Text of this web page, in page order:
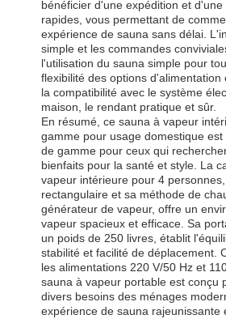
Contrôle De
La Qualité
Cosse insonorisée de bureau
Cabine de bureau extérieure
Saunas à vapeur
Réfrigérateur de Bath de glace
Cabine de bureau à domicile
baignoire en glace
Accessoires de la machine de bain
bénéficier d'une expédition et d'une
rapides, vous permettant de
expérience de sauna sans délai.
simple et les commandes
l'utilisation du sauna simple pour
flexibilité des options d'alimentation
la compatibilité avec le système
maison, le rendant pratique et sûr.
En résumé, ce sauna à vapeur
gamme pour usage domestique
de gamme pour ceux qui
bienfaits pour la santé et style. La
vapeur intérieure pour 4
rectangulaire et sa méthode de
générateur de vapeur, offre un
vapeur spacieux et efficace. Sa
un poids de 250 livres, établit
stabilité et facilité de déplacement.
les alimentations 220 V/50 Hz et
sauna à vapeur portable est conçu
divers besoins des ménages
expérience de sauna rajeunissante